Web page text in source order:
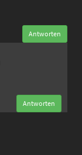
Antworten
Antworten